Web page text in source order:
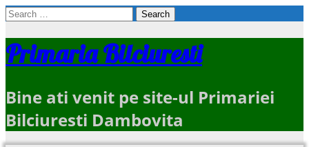
Search
Primaria Bilciuresti
Bine ati venit pe site-ul Primariei
Bilciuresti Dambovita